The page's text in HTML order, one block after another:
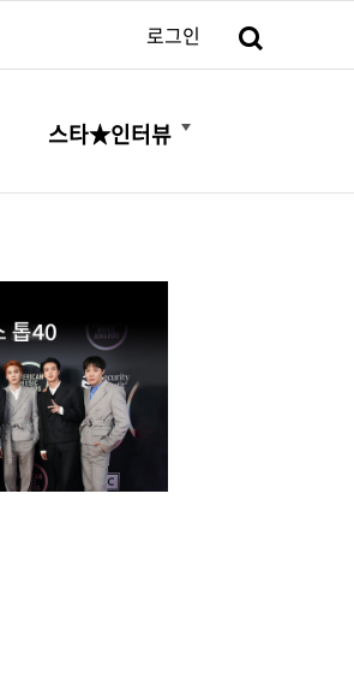
로그인
스타★인터뷰
더보기